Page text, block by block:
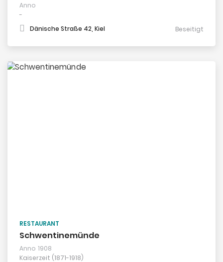
Anno
-
Dänische Straße 42, Kiel
Beseitigt
RESTAURANT
Schwentinemünde
Anno 1908
Kaiserzeit (1871-1918)